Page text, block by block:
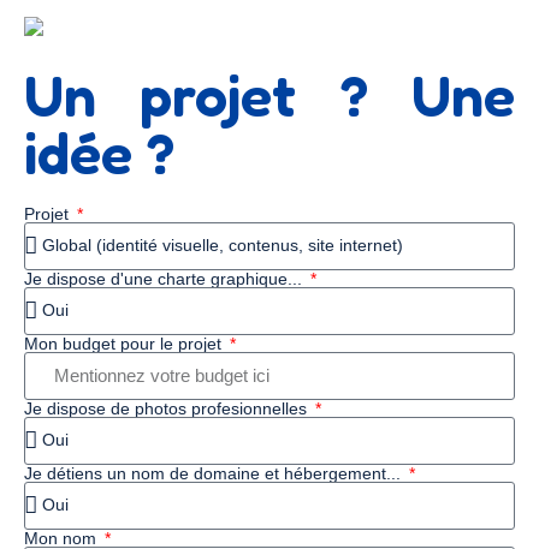
Un projet ? Une
idée ?
Projet
Je dispose d'une charte graphique...
Mon budget pour le projet
Je dispose de photos profesionnelles
Je détiens un nom de domaine et hébergement...
Mon nom